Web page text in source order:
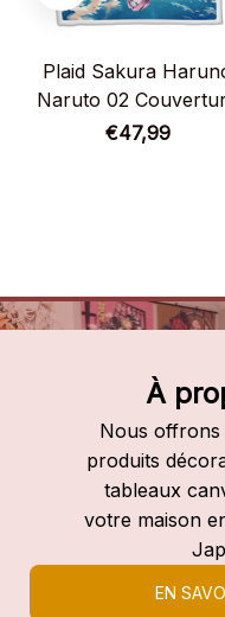
Plaid Sakura
Naruto 02
Plaid Polaire Plaid
€47,99
À
Nous offrons
produits
tableaux
votre maison
EN